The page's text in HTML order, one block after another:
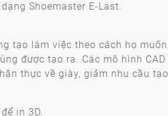
Shoemaster E-Last.
tạo làm việc theo cách họ
được tạo ra. Các mô hình CAD
thực về giày, giảm nhu cầu
in 3D.